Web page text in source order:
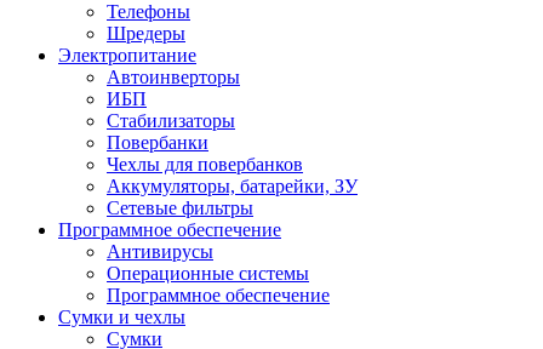
Телефоны
Шредеры
Электропитание
Автоинверторы
ИБП
Стабилизаторы
Повербанки
Чехлы для повербанков
Аккумуляторы, батарейки, ЗУ
Сетевые фильтры
Программное обеспечение
Антивирусы
Операционные системы
Программное обеспечение
Сумки и чехлы
Сумки